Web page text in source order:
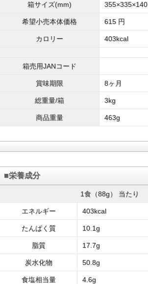
箱サイズ(mm) 355×335×140
希望小売本体価格 615 円
カロリー 403kcal
箱売用JANコード
賞味期限 8ヶ月
総重量/箱 3kg
商品重量 463g
■栄養成分
1食（88g） 当たり
エネルギー 403kcal
たんぱく質 10.1g
脂質 17.7g
炭水化物 50.8g
食塩相当量 4.6g